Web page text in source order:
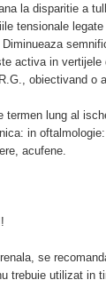
la disparitie a
tensionale
activa in
obiectivand o
termen lung al
in
acufene.
se
trebuie utilizat in